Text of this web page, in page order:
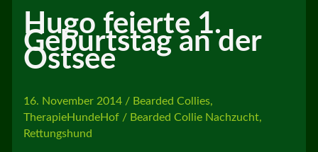
Hugo feierte 1.
Geburtstag an der
Ostsee
16. November 2014 / Bearded Collies,
TherapieHundeHof/ Bearded Collie Nachzucht,
Rettungshund